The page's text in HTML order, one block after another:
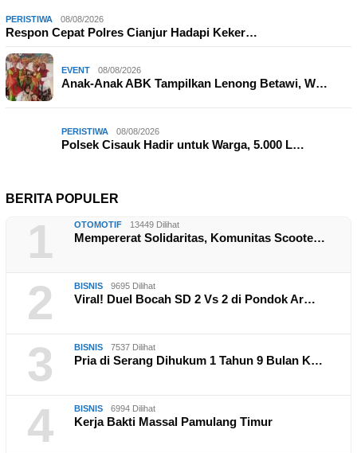
PERISTIWA 08/08/2026
Respon Cepat Polres Cianjur Hadapi Keker…
EVENT 08/08/2026
Anak-Anak ABK Tampilkan Lenong Betawi, W…
PERISTIWA 08/08/2026
Polsek Cisauk Hadir untuk Warga, 5.000 L…
BERITA POPULER
1 OTOMOTIF 13449 Dilihat
Mempererat Solidaritas, Komunitas Scoote…
2 BISNIS 9695 Dilihat
Viral! Duel Bocah SD 2 Vs 2 di Pondok Ar…
3 BISNIS 7537 Dilihat
Pria di Serang Dihukum 1 Tahun 9 Bulan K…
4 BISNIS 6994 Dilihat
Kerja Bakti Massal Pamulang Timur